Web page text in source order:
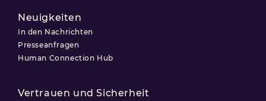
Neuigkeiten
In den Nachrichten
Presseanfragen
Human Connection Hub
Vertrauen und Sicherheit